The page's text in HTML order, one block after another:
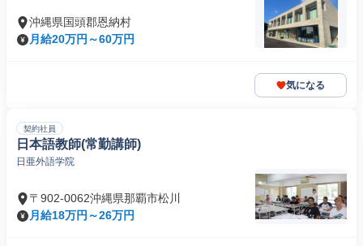
沖縄県国頭郡恩納村
月給20万円～60万円
気になる
契約社員
日本語教師(常勤講師)
日亜外語学院
〒902-0062沖縄県那覇市松川
月給18万円～26万円